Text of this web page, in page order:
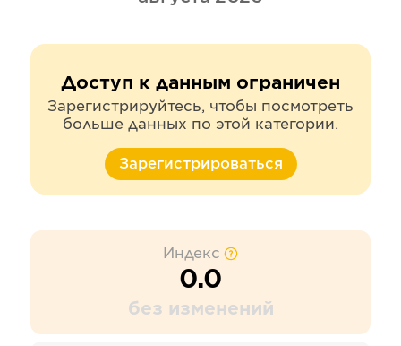
Доступ к данным ограничен
Зарегистрируйтесь, чтобы посмотреть
больше данных по этой категории.
Зарегистрироваться
Индекс
0.0
без изменений